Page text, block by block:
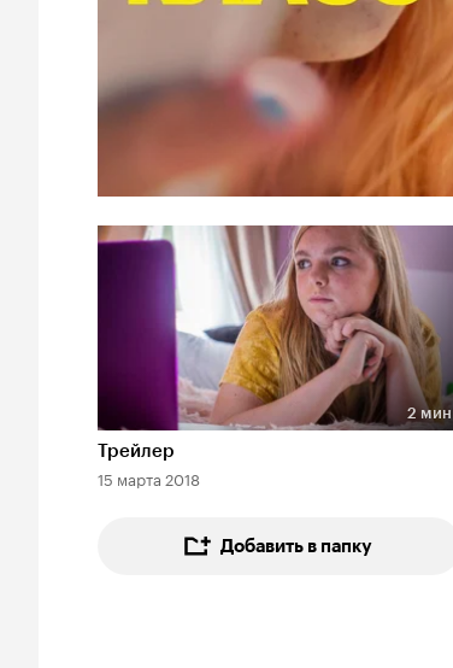
Длительность 2 мин
2 мин
Трейлер
15 марта 2018
Добавить в папку